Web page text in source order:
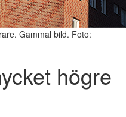
Gammal bild. Foto:
högre